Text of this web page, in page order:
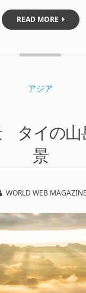
READ MORE
アジア
タイの山
景
WORLD WEB MAGAZINE